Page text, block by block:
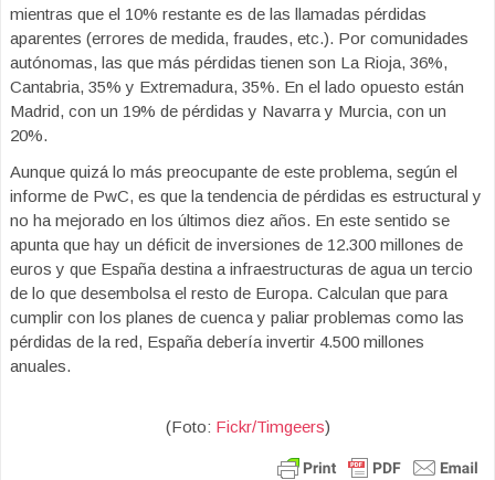
mientras que el 10% restante es de las llamadas pérdidas
aparentes (errores de medida, fraudes, etc.). Por comunidades
autónomas, las que más pérdidas tienen son La Rioja, 36%,
Cantabria, 35% y Extremadura, 35%. En el lado opuesto están
Madrid, con un 19% de pérdidas y Navarra y Murcia, con un
20%.
Aunque quizá lo más preocupante de este problema, según el
informe de PwC, es que la tendencia de pérdidas es estructural y
no ha mejorado en los últimos diez años. En este sentido se
apunta que hay un déficit de inversiones de 12.300 millones de
euros y que España destina a infraestructuras de agua un tercio
de lo que desembolsa el resto de Europa. Calculan que para
cumplir con los planes de cuenca y paliar problemas como las
pérdidas de la red, España debería invertir 4.500 millones
anuales.
(Foto: Fickr/Timgeers)